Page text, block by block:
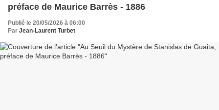
préface de Maurice Barrès - 1886
Publié le 20/05/2026 à 06:00
Par Jean-Laurent Turbet